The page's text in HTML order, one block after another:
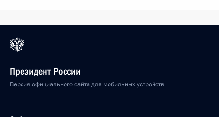
Президент России
Версия официального сайта для мобильных устройств